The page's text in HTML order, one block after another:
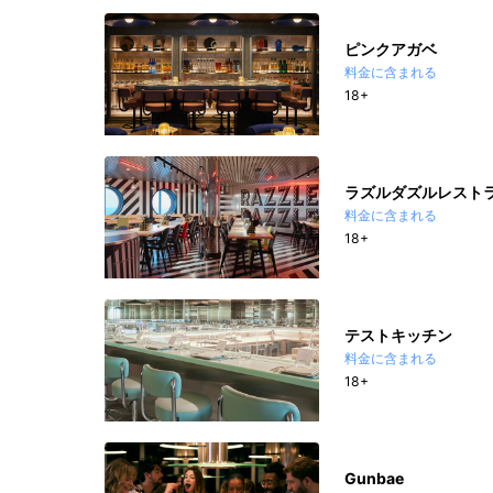
ピンクアガベ
料金に含まれる
18+
ラズルダズルレスト
料金に含まれる
18+
テストキッチン
料金に含まれる
18+
Gunbae